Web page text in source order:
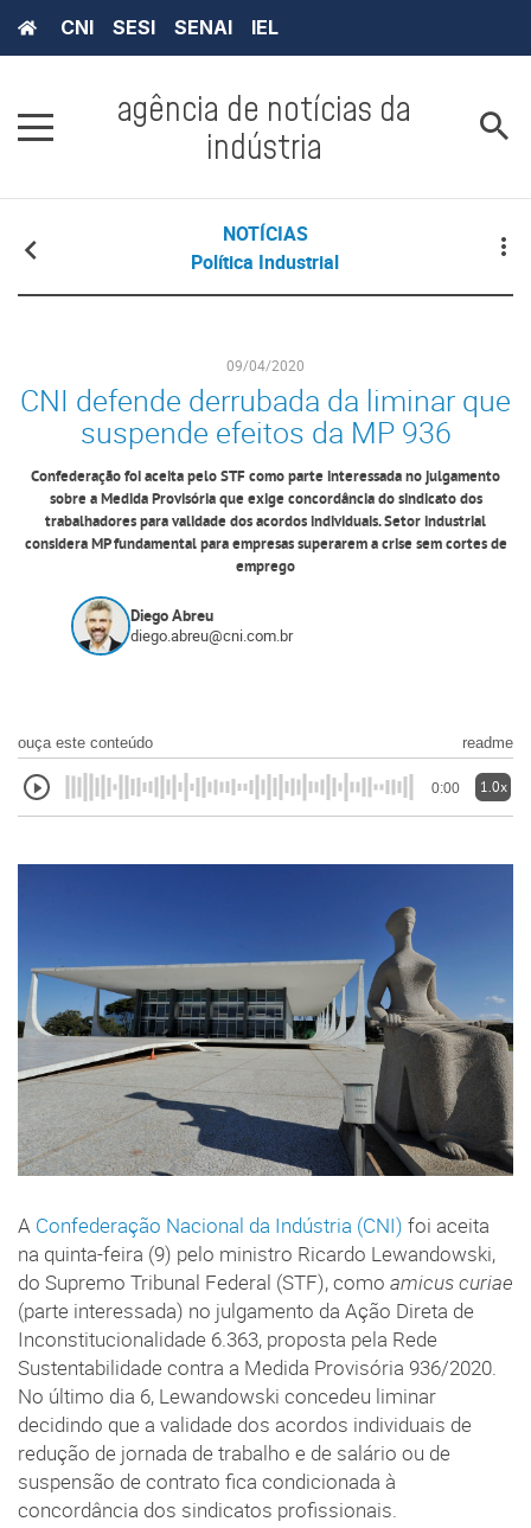
CNI SESI SENAI IEL
agência de notícias da
indústria
NOTÍCIAS
Política Industrial
09/04/2020
CNI defende derrubada da liminar que
suspende efeitos da MP 936
Confederação foi aceita pelo STF como parte interessada no julgamento
sobre a Medida Provisória que exige concordância do sindicato dos
trabalhadores para validade dos acordos individuais. Setor industrial
considera MP fundamental para empresas superarem a crise sem cortes de
emprego
Diego Abreu
diego.abreu@cni.com.br
ouça este conteúdo readme
0:00 1.0x
A Confederação Nacional da Indústria (CNI) foi aceita
na quinta-feira (9) pelo ministro Ricardo Lewandowski,
do Supremo Tribunal Federal (STF), como amicus curiae
(parte interessada) no julgamento da Ação Direta de
Inconstitucionalidade 6.363, proposta pela Rede
Sustentabilidade contra a Medida Provisória 936/2020.
No último dia 6, Lewandowski concedeu liminar
decidindo que a validade dos acordos individuais de
redução de jornada de trabalho e de salário ou de
suspensão de contrato fica condicionada à
concordância dos sindicatos profissionais.